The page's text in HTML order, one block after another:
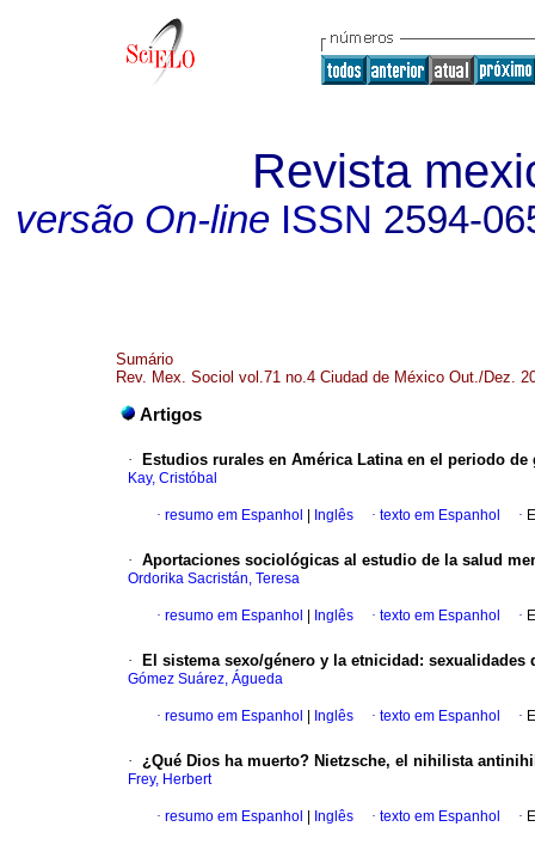
Revista
versão On-line ISSN 2594-
Sumário
Rev. Mex. Sociol vol.71 no.4 Ciudad de México Out./Dez.
Artigos
· Estudios rurales en América Latina en el periodo
Kay, Cristóbal
· resumo em Espanhol Inglês · texto em Espanhol ·
· Aportaciones sociológicas al estudio de la salud
Ordorika Sacristán, Teresa
· resumo em Espanhol Inglês · texto em Espanhol ·
· El sistema sexo/género y la etnicidad: sexualidades
Gómez Suárez, Águeda
· resumo em Espanhol Inglês · texto em Espanhol ·
· ¿Qué Dios ha muerto? Nietzsche, el nihilista
Frey, Herbert
· resumo em Espanhol Inglês · texto em Espanhol ·